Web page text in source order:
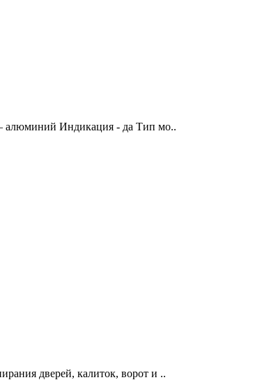
алюминий Индикация - да Тип мо..
дверей, калиток, ворот и ..